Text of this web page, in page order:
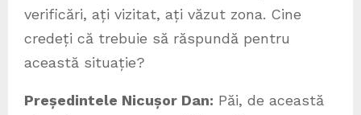
verificări, ați vizitat, ați văzut zona. Cine
credeți că trebuie să răspundă pentru
această situație?
Președintele Nicușor Dan: Păi, de această